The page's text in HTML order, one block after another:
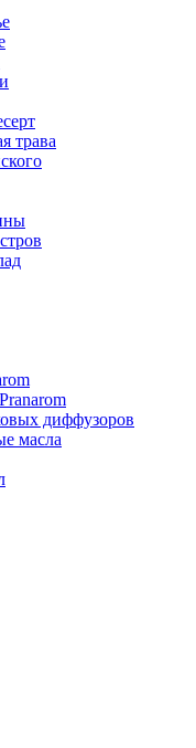
трава
диффузоров
масла